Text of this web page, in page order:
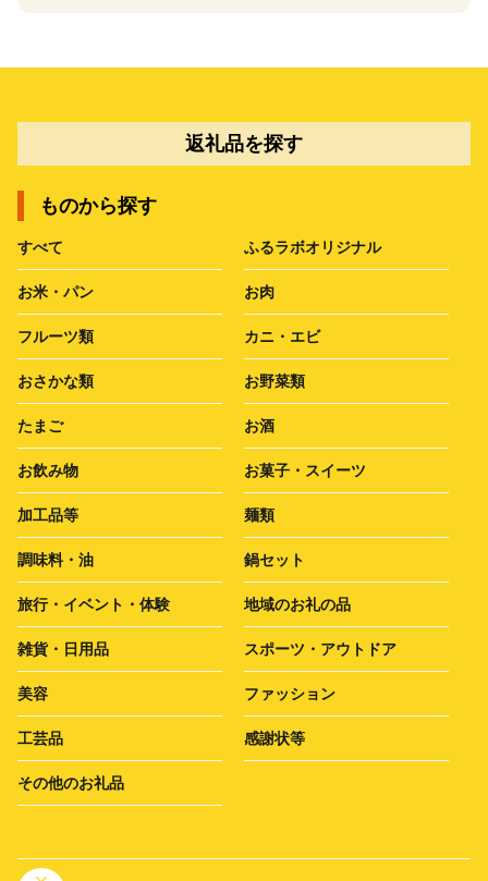
返礼品を探す
ものから探す
すべて ふるラボオリジナル
お米・パン お肉
フルーツ類 カニ・エビ
おさかな類 お野菜類
たまご お酒
お飲み物 お菓子・スイーツ
加工品等 麺類
調味料・油 鍋セット
旅行・イベント・体験 地域のお礼の品
雑貨・日用品 スポーツ・アウトドア
美容 ファッション
工芸品 感謝状等
その他のお礼品